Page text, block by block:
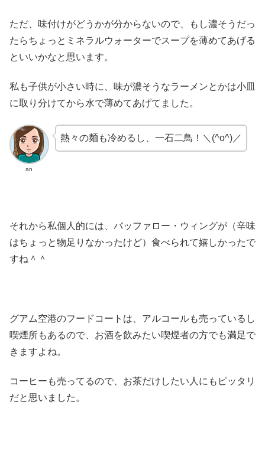
ただ、味付けがどうかが分からないので、もし濃そうだっ
たらちょっとミネラルウォーターでスープを薄めてあげる
といいかなと思います。
私も子供が小さい時に、味が濃そうなラーメンとかは小皿
に取り分けてから水で薄めてあげてました。
an
熱々の麺も冷めるし、一石二鳥！＼(^o^)／
それから私個人的には、バッファロー・ウィングが（辛味
はちょっと物足りなかったけど）食べられて嬉しかったで
すね＾＾
グアム空港のフードコートは、アルコールも売っているし
喫煙所もあるので、お酒を飲みたい喫煙者の方でも満足で
きますよね。
コーヒーも売ってるので、お茶だけしたい人にもピッタリ
だと思いました。